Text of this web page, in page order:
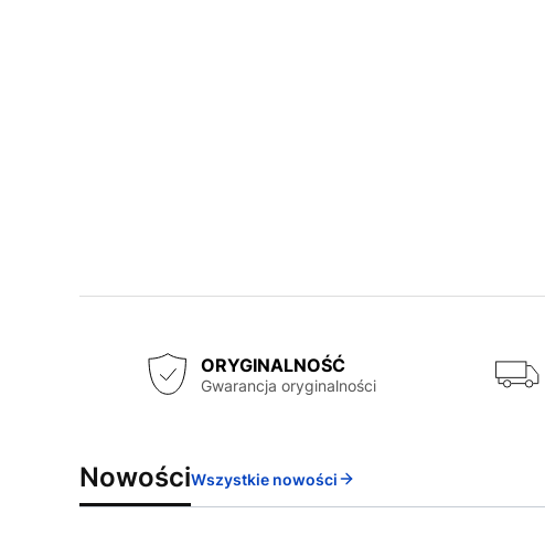
ORYGINALNOŚĆ
Gwarancja oryginalności
NowościWszystkie nowości